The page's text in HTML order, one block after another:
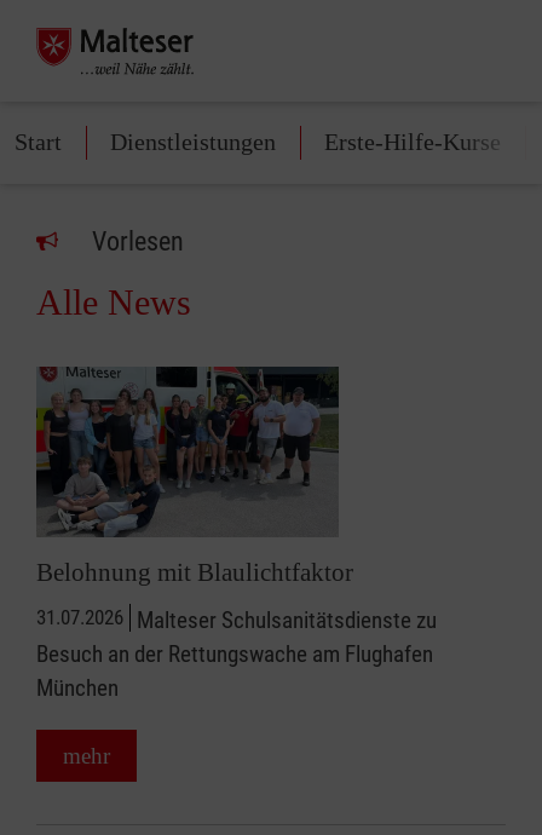
Start Dienstleistungen Erste-Hilfe-Kurse
Vorlesen
Alle News
Belohnung mit Blaulichtfaktor
31.07.2026 Malteser Schulsanitätsdienste zu
Besuch an der Rettungswache am Flughafen
München
mehr